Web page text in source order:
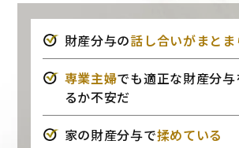
財産分与の話し合いがまとま
専業主婦でも適正な財産分
るか不安だ
家の財産分与で揉めている